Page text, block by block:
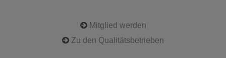
Mitglied werden
Zu den Qualitätsbetrieben